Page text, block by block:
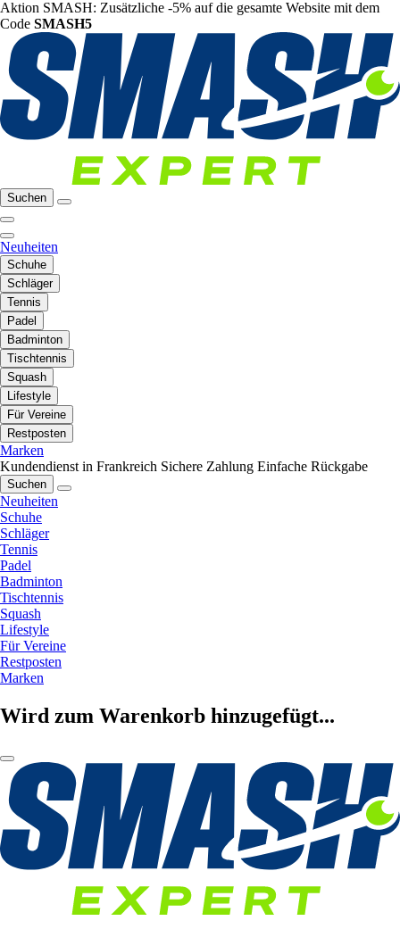
Aktion SMASH: Zusätzliche -5% auf die gesamte Website mit dem
Code SMASH5
Suchen
Neuheiten
Schuhe
Schläger
Tennis
Padel
Badminton
Tischtennis
Squash
Lifestyle
Für Vereine
Restposten
Marken
Kundendienst in Frankreich Sichere Zahlung Einfache Rückgabe
Suchen
Neuheiten
Schuhe
Schläger
Tennis
Padel
Badminton
Tischtennis
Squash
Lifestyle
Für Vereine
Restposten
Marken
Wird zum Warenkorb hinzugefügt...